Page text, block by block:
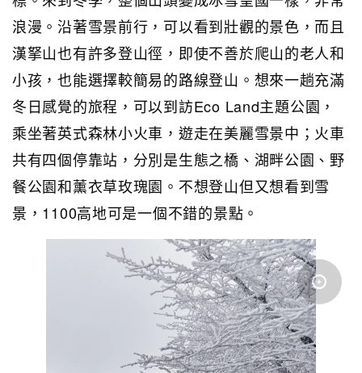
浪漫。沿著雪景前行，可以看到壯觀的景色，而且
漢拏山也有許多登山徑，即使不善於爬山的老人和
小孩，也能選擇較簡易的路線登山。想來一趟充滿
冬日感覺的旅程，可以到訪Eco Land主題公園，
乘坐著英式森林小火車，遊走在美麗雪景中；火車
共有四個停靠站，分別是生態之橋、湖畔公園、野
餐公園和薰衣草玫瑰園。不想登山但又想看到雪
景，1100高地可是一個不錯的景點。